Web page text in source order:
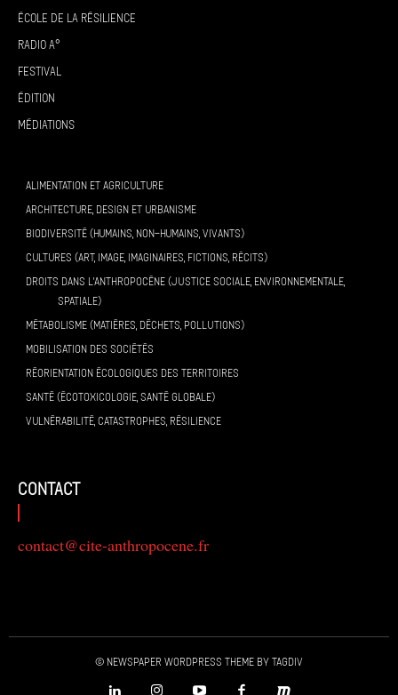
École de la résilience
Radio A°
Festival
Édition
Médiations
ALIMENTATION ET AGRICULTURE
ARCHITECTURE, DESIGN ET URBANISME
BIODIVERSITÉ (HUMAINS, NON-HUMAINS, VIVANTS)
CULTURES (ART, IMAGE, IMAGINAIRES, FICTIONS, RÉCITS)
DROITS DANS L’ANTHROPOCÈNE (JUSTICE SOCIALE, ENVIRONNEMENTALE,
SPATIALE)
MÉTABOLISME (MATIÈRES, DÉCHETS, POLLUTIONS)
MOBILISATION DES SOCIÉTÉS
RÉORIENTATION ÉCOLOGIQUES DES TERRITOIRES
SANTÉ (ÉCOTOXICOLOGIE, SANTÉ GLOBALE)
VULNÉRABILITÉ, CATASTROPHES, RÉSILIENCE
contact
contact@cite-anthropocene.fr
© Newspaper WordPress Theme by TagDiv